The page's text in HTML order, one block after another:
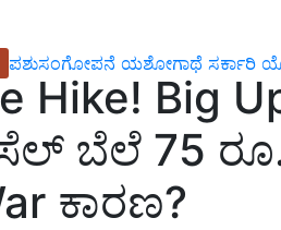
ಪಶುಸಂಗೋಪನೆ ಯಶೋಗಾಥೆ ಸರ್ಕಾರಿ
Hike! Big
ಬೆಲೆ 75
ಕಾರಣ?